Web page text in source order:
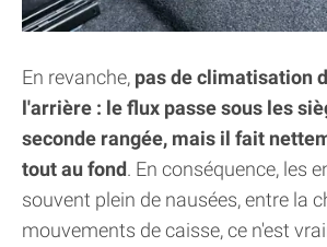
En revanche, pas de climatisation
l'arrière : le flux passe sous les
seconde rangée, mais il fait
tout au fond. En conséquence, les
souvent plein de nausées, entre la
mouvements de caisse, ce n'est